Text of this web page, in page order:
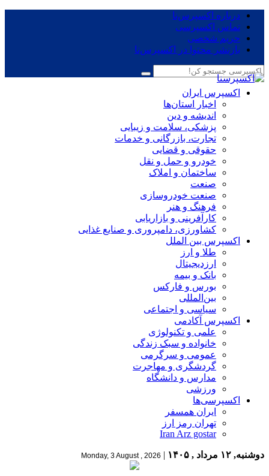
درباره اکسپرس‌نا
تماس اکسپرسی
حریم شخصی
بازنشر محتوا در اکسپرس‌نا
اکسپرس ایران
اخبار استان‌ها
اندیشه و دین
پزشکی، سلامت و زیبایی
تجارت، بازرگانی و خدمات
حقوقی و قضایی
خودرو و حمل و نقل
ساختمان و املاک
صنعت
صنعت خودروسازی
فرهنگ و هنر
کارآفرینی و بازاریابی
کشاورزی، دامپروری و صنایع غذایی
اکسپرس بین الملل
طلا و ارز
ارزدیجیتال
بانک و بیمه
بورس و فارکس
بین‌المللی
سیاسی و اجتماعی
اکسپرس آکادمی
علمی و تکنولوژی
خانواده و سبک زندگی
عمومی و سرگرمی
گردشگری و مهاجرت
مدارس و دانشگاه
ورزشی
اکسپرسی‌ها
ایران همسفر
تهران رمز ارز
Iran Arz gostar
دوشنبه, ۱۲ مرداد , ۱۴۰۵ |
Monday, 3 August , 2026